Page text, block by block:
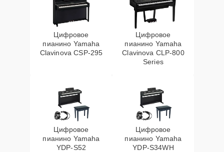
Цифровое
пианино Yamaha
Clavinova CSP-295
Цифровое
пианино Yamaha
Clavinova CLP-800
Series
Цифровое
пианино Yamaha
YDP-S52
Цифровое
пианино Yamaha
YDP-S34WH